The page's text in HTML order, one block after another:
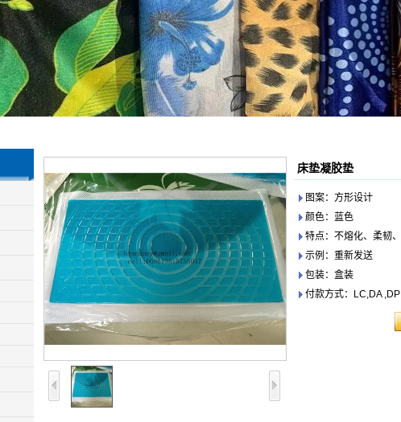
床垫凝胶垫
图案：方形设计
颜色：蓝色
特点：不熔化、柔韧
示例：重新发送
包装：盒装
付款方式：LC,DA